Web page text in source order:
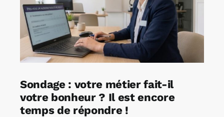
Sondage : votre métier fait-il
votre bonheur ? Il est encore
temps de répondre !